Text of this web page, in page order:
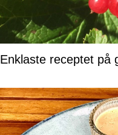
Enklaste receptet på